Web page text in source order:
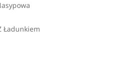
Ładunkiem